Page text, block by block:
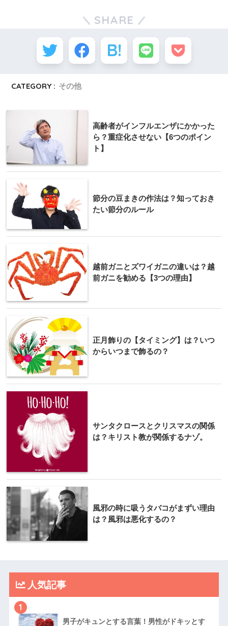
SHARE
CATEGORY : その他
高齢者がインフルエンザにかかった
ら？重症化させない【6つのポイン
ト】
節分の豆まきの作法は？知っておき
たい節分のルール
越前ガニとズワイガニの違いは？越
前ガニを勧める【3つの理由】
正月飾りの【タイミング】は？いつ
からいつまで飾るの？
サンタクロースとクリスマスの関係
は？キリスト教が関係するナゾ。
風邪の時に吸うタバコがまずい理由
は？風邪は悪化するの？
人気記事
1
男子がキュンとする言葉！男性がドキッとす